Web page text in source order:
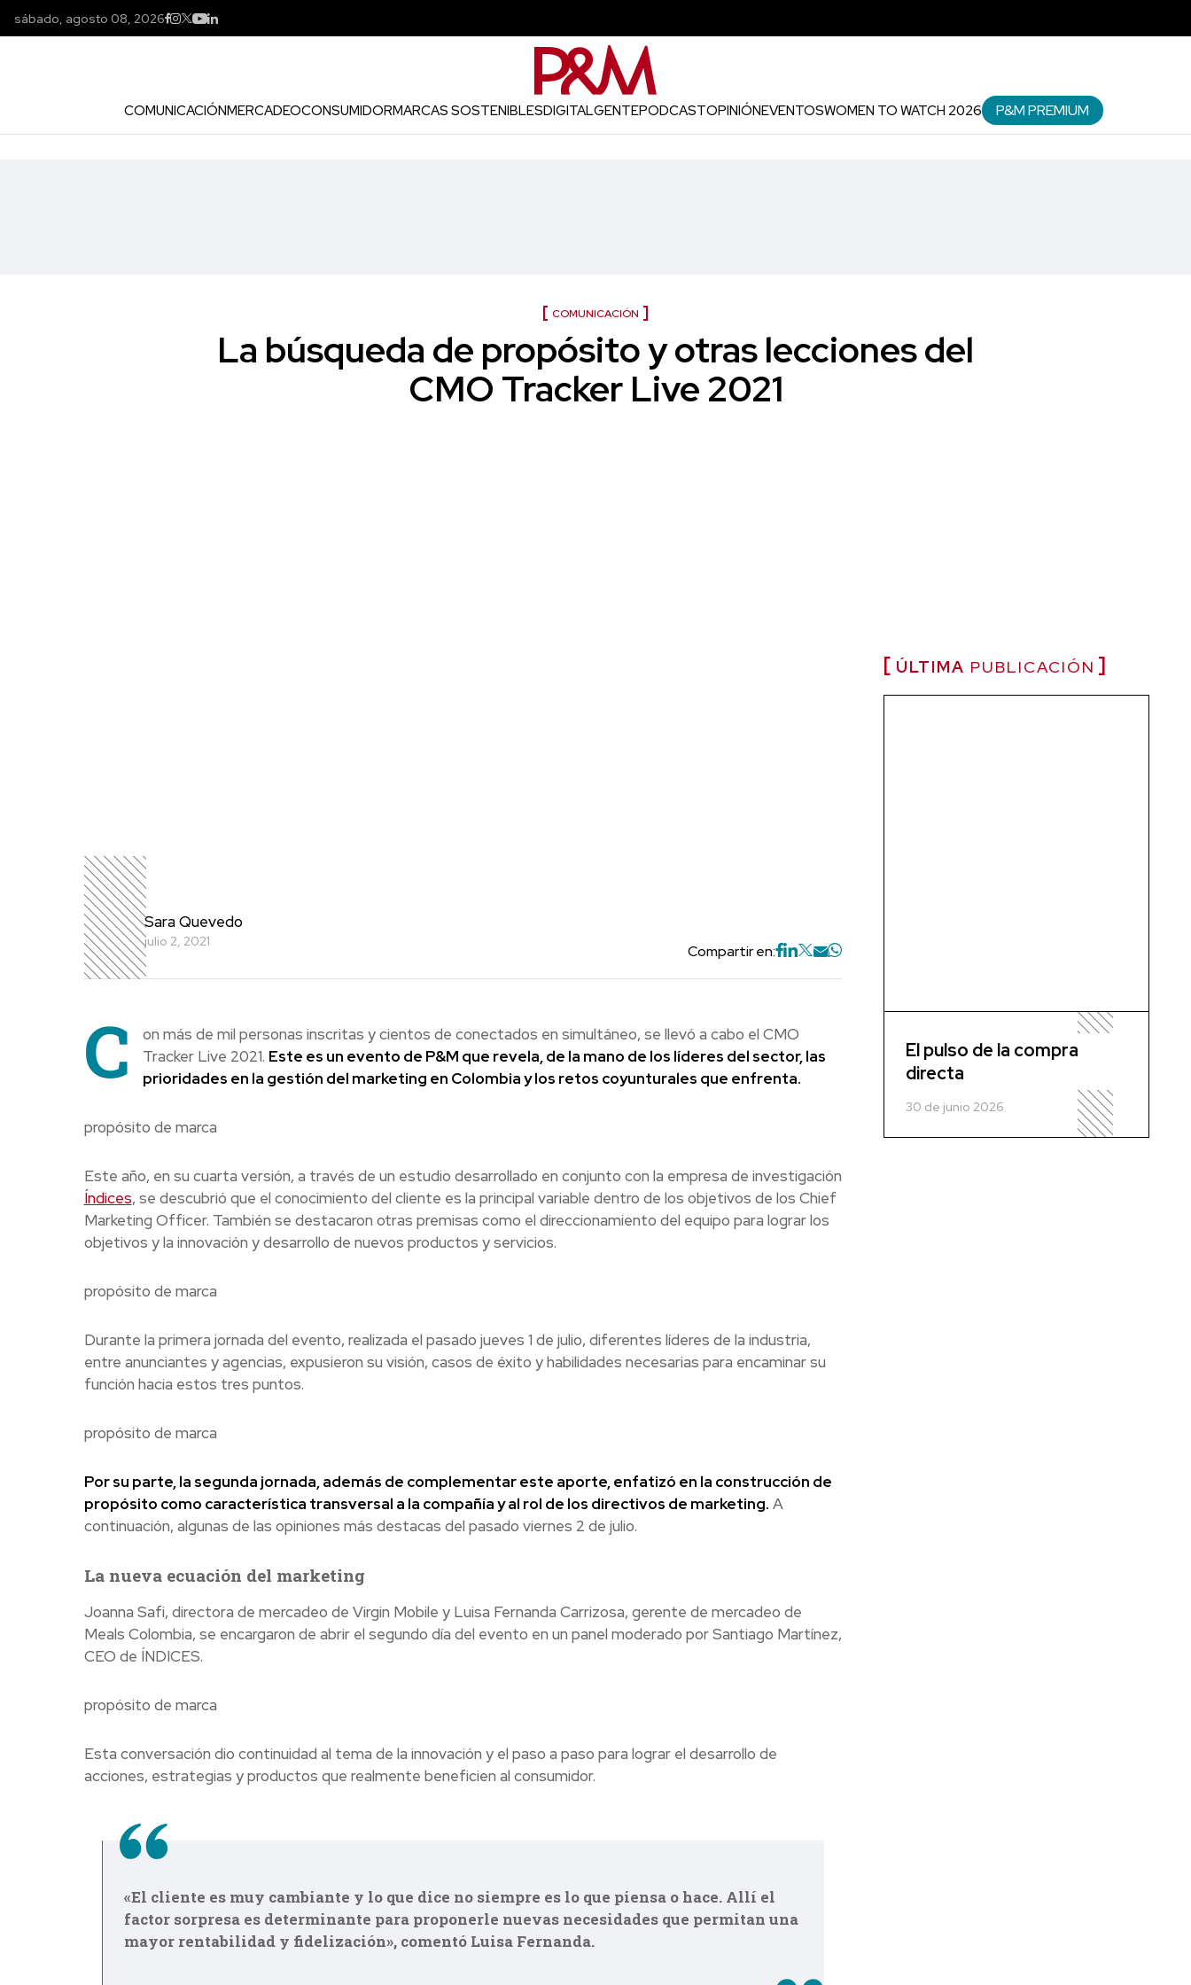
sábado, agosto 08, 2026
COMUNICACIÓNMERCADEOCONSUMIDORMARCAS SOSTENIBLESDIGITALGENTEPODCASTOPINIÓNEVENTOSWOMEN TO WATCH 2026 P&M PREMIUM
COMUNICACIÓN
La búsqueda de propósito y otras lecciones del
CMO Tracker Live 2021
Sara Quevedo
julio 2, 2021
Compartir en:
C
on más de mil personas inscritas y cientos de conectados en simultáneo, se llevó a cabo el CMO
Tracker Live 2021. Este es un evento de P&M que revela, de la mano de los líderes del sector, las
prioridades en la gestión del marketing en Colombia y los retos coyunturales que enfrenta.
propósito de marca
Este año, en su cuarta versión, a través de un estudio desarrollado en conjunto con la empresa de investigación
Índices, se descubrió que el conocimiento del cliente es la principal variable dentro de los objetivos de los Chief
Marketing Officer. También se destacaron otras premisas como el direccionamiento del equipo para lograr los
objetivos y la innovación y desarrollo de nuevos productos y servicios.
propósito de marca
Durante la primera jornada del evento, realizada el pasado jueves 1 de julio, diferentes líderes de la industria,
entre anunciantes y agencias, expusieron su visión, casos de éxito y habilidades necesarias para encaminar su
función hacia estos tres puntos.
propósito de marca
Por su parte, la segunda jornada, además de complementar este aporte, enfatizó en la construcción de
propósito como característica transversal a la compañía y al rol de los directivos de marketing. A
continuación, algunas de las opiniones más destacas del pasado viernes 2 de julio.
La nueva ecuación del marketing
Joanna Safi, directora de mercadeo de Virgin Mobile y Luisa Fernanda Carrizosa, gerente de mercadeo de
Meals Colombia, se encargaron de abrir el segundo día del evento en un panel moderado por Santiago Martínez,
CEO de ÍNDICES.
propósito de marca
Esta conversación dio continuidad al tema de la innovación y el paso a paso para lograr el desarrollo de
acciones, estrategias y productos que realmente beneficien al consumidor.
«El cliente es muy cambiante y lo que dice no siempre es lo que piensa o hace. Allí el
factor sorpresa es determinante para proponerle nuevas necesidades que permitan una
mayor rentabilidad y fidelización», comentó Luisa Fernanda.
ÚLTIMA PUBLICACIÓN
El pulso de la compra
directa
30 de junio 2026